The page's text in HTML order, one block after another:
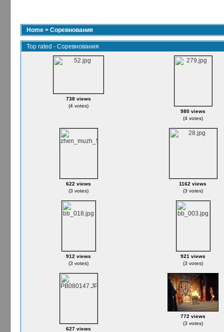
Home > Соревнования
Top rated - Соревнования
738 views
(4 votes)
980 views
(4 votes)
622 views
(3 votes)
1162 views
(3 votes)
912 views
(3 votes)
921 views
(3 votes)
627 views
772 views
(3 votes)